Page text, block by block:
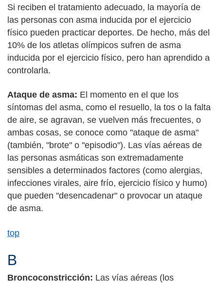
Si reciben el tratamiento adecuado, la mayoría de
las personas con asma inducida por el ejercicio
físico pueden practicar deportes. De hecho, más del
10% de los atletas olímpicos sufren de asma
inducida por el ejercicio físico, pero han aprendido a
controlarla.
Ataque de asma: El momento en el que los
síntomas del asma, como el resuello, la tos o la falta
de aire, se agravan, se vuelven más frecuentes, o
ambas cosas, se conoce como "ataque de asma"
(también, "brote" o "episodio"). Las vías aéreas de
las personas asmáticas son extremadamente
sensibles a determinados factores (como alergias,
infecciones virales, aire frío, ejercicio físico y humo)
que pueden "desencadenar" o provocar un ataque
de asma.
top
B
Broncoconstricción: Las vías aéreas (los